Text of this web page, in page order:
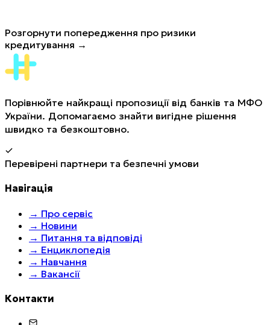
Розгорнути попередження про ризики
кредитування →
Порівнюйте найкращі пропозиції від банків та МФО
України. Допомагаємо знайти вигідне рішення
швидко та безкоштовно.
Перевірені партнери та безпечні умови
Навігація
→ Про сервіс
→ Новини
→ Питання та відповіді
→ Енциклопедія
→ Навчання
→ Вакансії
Контакти